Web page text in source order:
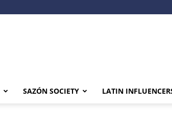
SAZÓN SOCIETY LATIN